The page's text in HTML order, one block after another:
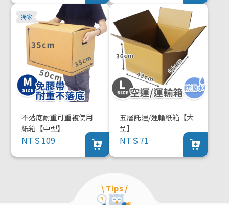
不落底耐重可重複使用
紙箱【中型】
NT＄109
五層託運/運輸紙箱【大
型】
NT＄71
\ Tips /